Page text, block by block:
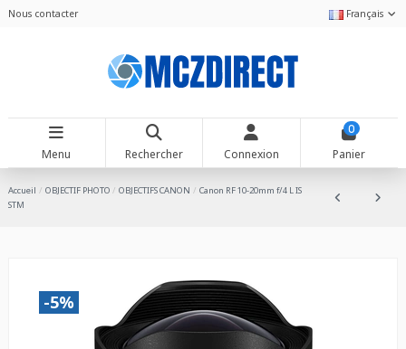
Nous contacter Français
Menu Rechercher Connexion
0
Panier
Accueil OBJECTIF PHOTO OBJECTIFS CANON
Canon RF 10-20mm f/4 L IS
STM
-5%